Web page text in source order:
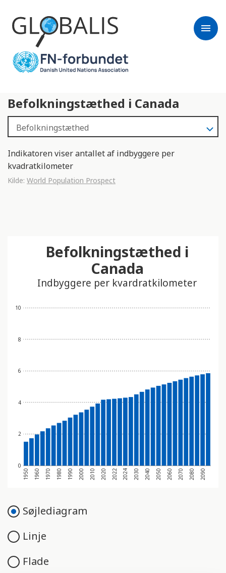
menu
Befolkningstæthed i Canada
Indikatoren viser antallet af indbyggere per
kvadratkilometer
Kilde: World Population Prospect
0
2
4
6
8
10
1950 1960 1970 1980 1990 2000 2010 2020 2022 2024 2030 2040 2050 2060 2070 2080 2090
Befolkningstæthed i
Canada
Indbyggere per kvardratkilometer
Søjlediagram
Linje
Flade